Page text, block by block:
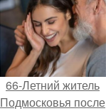
66-Летний житель
Подмосковья после